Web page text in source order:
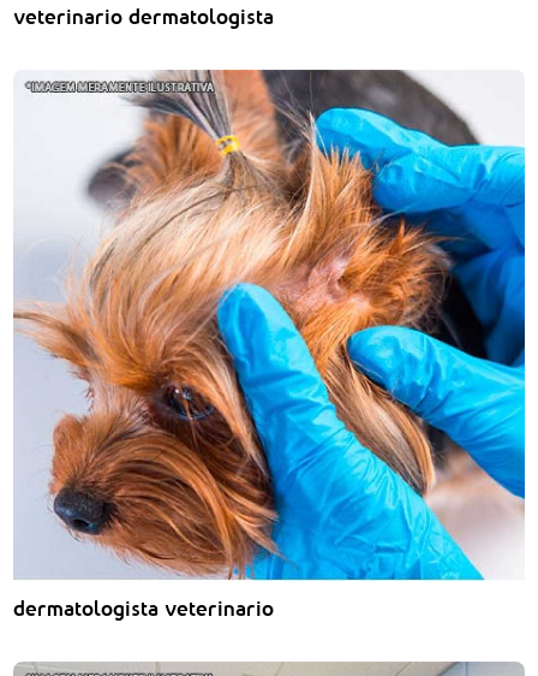
veterinario dermatologista
dermatologista veterinario